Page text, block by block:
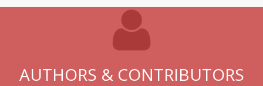
AUTHORS & CONTRIBUTORS